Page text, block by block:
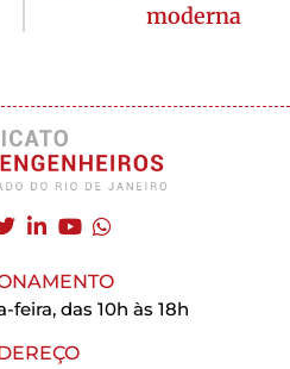
moderna
feira, das 10h às 18h